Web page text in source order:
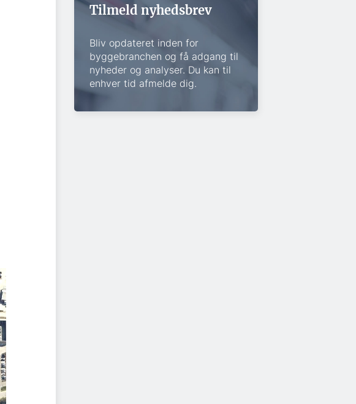
Tilmeld nyhedsbrev
Bliv opdateret inden for
byggebranchen og få adgang til
nyheder og analyser. Du kan til
enhver tid afmelde dig.